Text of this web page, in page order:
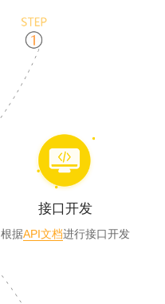
接口开发
根据API文档进行接口开发